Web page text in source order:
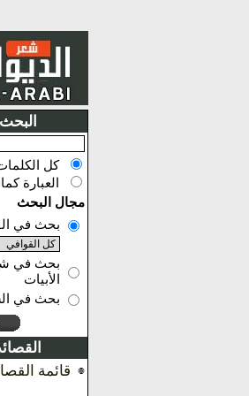
البحث
كل
العبارة
مجال البحث
بحث في
بحث في
الأبيات
بحث في
قائمة